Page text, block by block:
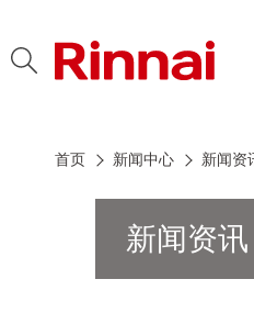
首页 新闻中心 新闻资
新闻资讯